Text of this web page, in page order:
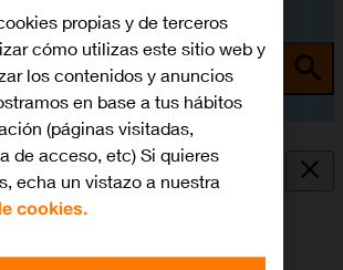
o tema
mi móvil
el móvil, puede haber varias
problema.
propias y de terceros
cómo utilizas este sitio web y
los contenidos y anuncios
en base a tus hábitos
(páginas visitadas,
de acceso, etc) Si quieres
echa un vistazo a nuestra
cookies.